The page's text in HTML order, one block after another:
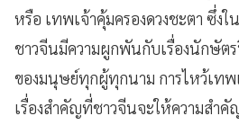
หรือ เทพเจ้าคุ้มครองดวงชะตา ซึ่ง
ชาวจีนมีความผูกพันกับเรื่องนักษัต
ของมนุษย์ทุกผู้ทุกนาม การไหว้เทพ
เรื่องสำคัญที่ชาวจีนจะให้ความสำ